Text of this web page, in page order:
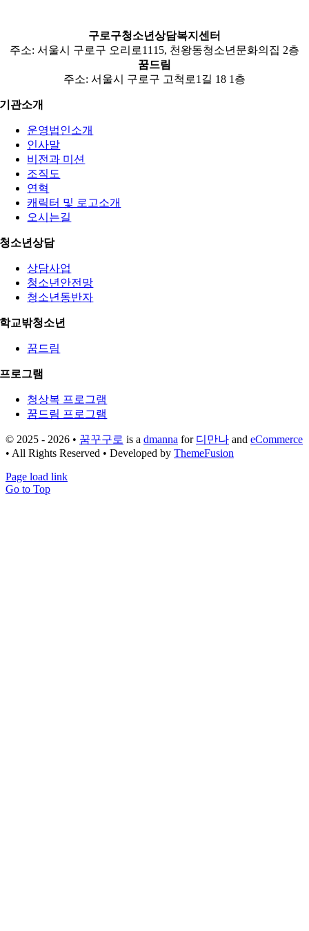
구로구청소년상담복지센터
주소: 서울시 구로구 오리로1115, 천왕동청소년문화의집 2층
꿈드림
주소: 서울시 구로구 고척로1길 18 1층
기관소개
운영법인소개
인사말
비전과 미션
조직도
연혁
캐릭터 및 로고소개
오시는길
청소년상담
상담사업
청소년안전망
청소년동반자
학교밖청소년
꿈드림
프로그램
청상복 프로그램
꿈드림 프로그램
© 2025 - 2026 • 꿈꾸구로 is a dmanna for 디만나 and eCommerce
• All Rights Reserved • Developed by ThemeFusion
Page load link
Go to Top